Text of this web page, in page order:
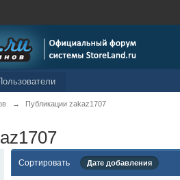
→ Публикации zakaz1707
Сортировать Дате добавления